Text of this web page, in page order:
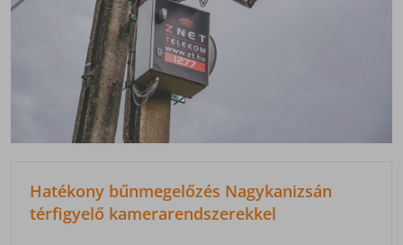
Hatékony bűnmegelőzés Nagykanizsán
térfigyelő kamerarendszerekkel